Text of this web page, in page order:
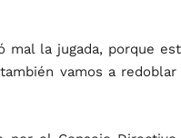
mal la jugada, porque
vamos a